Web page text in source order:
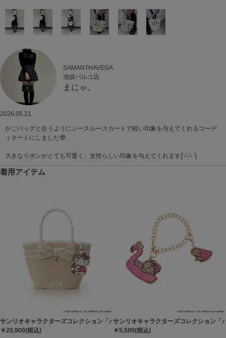
SAMANTHAVEGA
池袋パルコ店
まにゃ。
2026.05.21
かごバッグと合うようにシースルースカートで軽い印象を与えてくれるコーデ
ィネートにしました🤓
大きなリボンがとても可愛く、女性らしい印象を与えてくれます⎛˶'ᵕ'˶ ⎞
着用アイテム
サンリオキャラクターズコレクション「ハローキティ」 かごバッグ
￥20,900(税込)
サンリオキャラクターズコレクション
￥5,500(税込)